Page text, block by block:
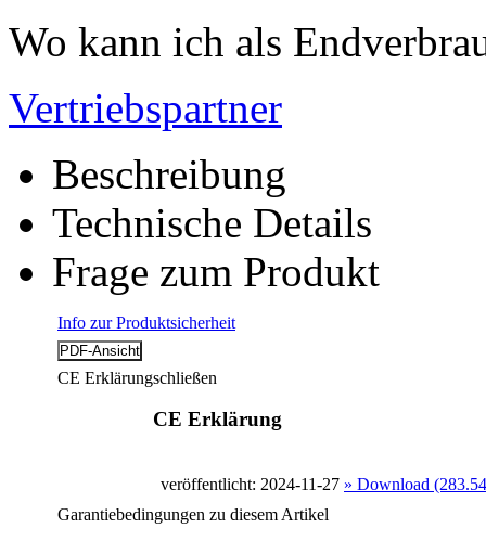
Wo kann ich als
Vertriebspartner
Beschreibung
Technische Details
Frage zum Produkt
Info zur Produktsicherheit
CE Erklärungschließen
CE Erklärung
veröffentlicht: 2024-11-27 » Download
Garantiebedingungen zu diesem Artikel